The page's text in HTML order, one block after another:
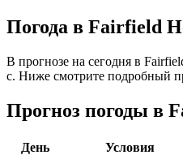
Погода в Fairfield
В прогнозе на сегодня в
с. Ниже смотрите подробный
Прогноз погоды в
День Условия